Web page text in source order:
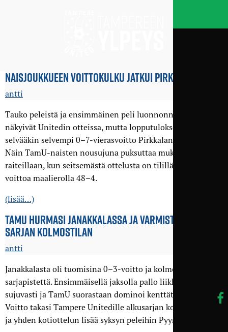
NAISJOUKKUEEN VOITTO­KULKU JATKUI PIRKKALASSA
antti
Tauko peleistä ja ensimmäinen peli luonnonnurmella
näkyivät Unitedin otteissa, mutta lopputuloksena oli silti
selvääkin selvempi 0–7-vierasvoitto Pirkkalan Killosta.
Näin TamU-naisten nousujuna puksuttaa mukavasti
raiteillaan, kun seitsemästä ottelusta on tilillä seitsemän
voittoa maalierolla 48–4.
(lisää…)
TAMU HURMASI JANAKKALASSA JA VARMISTI ALKU­
SARJAN KOLMOSTILAN
antti
Janakkalasta oli tuomisina 0–3-voitto ja kolme
sarjapistettä. Ensimmäisellä jaksolla pallo liikkui kauniin
sujuvasti ja TamU suorastaan dominoi kenttätapahtumia.
Voitto takasi Tampere Unitedille alkusarjan kolmospaikan
ja yhden kotiottelun lisää syksyn peleihin Pyynikille.